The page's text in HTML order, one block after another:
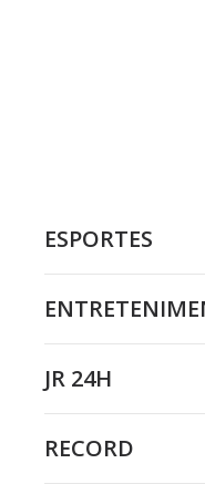
ESPORTES
JR 24H
RECORD